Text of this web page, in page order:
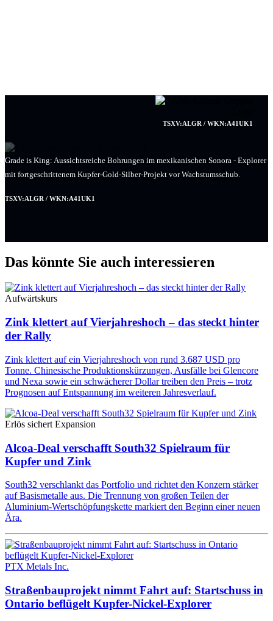
TSXV:ALGR / WKN:A41UK1
Grade is King: Aussichtsreiche Bohrungen im mexikanischen Sonora - Explorer
mit fortgeschrittenem Kupfer-Gold-Silber-Projekt vor Wachstumsschub.
TSXV:ALGR / WKN:A41UK1
Das könnte Sie auch interessieren
Aufwärtskurs
Zink klettert auf Vierjahreshoch – das steckt hinter
der Rally
Zink klettert auf ein Vierjahreshoch von rund 3.687 USD pro
Tonne. Chinesische Produktionskürzungen, Ausfälle bei Glencore
und Nexa sowie ein schwächerer Dollar treiben den Preis – trotz
Prognosen auf Entspannung im weiteren Jahresverlauf.
Erlös sichert Expansion
Alcoa-Deal verschafft South32 Spielraum für
Kupfer und Zink
South32 verschlankt das Portfolio und richtet den Konzern stärker
auf Basismetalle aus. Die Trennung von großen Teilen der
Aluminium-Wertschöpfungskette markiert den Beginn einer neuen
Ära.
PTX Metals Inc.
Straßenbauprojekt nimmt Fahrt auf: Startschuss in
Ontario beflügelt Kupfer-Nickel-Explorer